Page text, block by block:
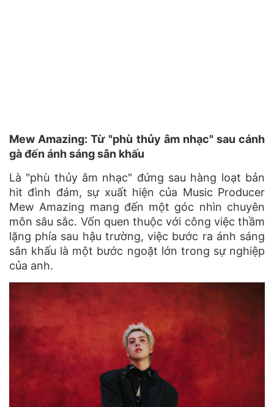
Mew Amazing: Từ "phù thủy âm nhạc" sau cánh
gà đến ánh sáng sân khấu
Là "phù thủy âm nhạc" đứng sau hàng loạt bản
hit đình đám, sự xuất hiện của Music Producer
Mew Amazing mang đến một góc nhìn chuyên
môn sâu sắc. Vốn quen thuộc với công việc thầm
lặng phía sau hậu trường, việc bước ra ánh sáng
sân khấu là một bước ngoặt lớn trong sự nghiệp
của anh.